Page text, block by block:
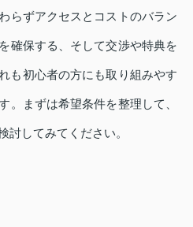
らずアクセスとコストのバラン
確保する、そして交渉や特典を
初心者の方にも取り組みやす
。まずは希望条件を整理して、
討してみてください。